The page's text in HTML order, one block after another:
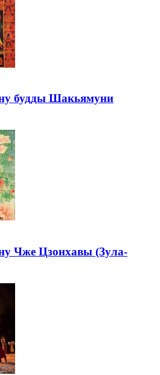
будды Шакьямуни
Чже Цзонхавы (Зула-